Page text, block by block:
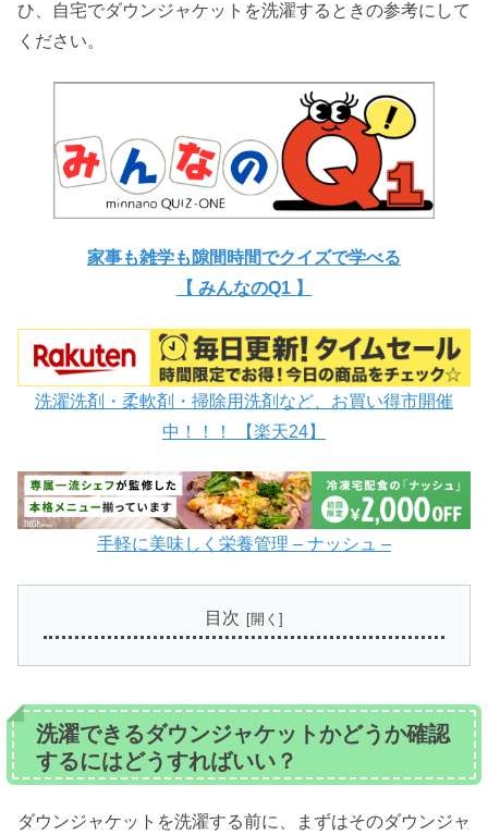
ひ、自宅でダウンジャケットを洗濯するときの参考にして
ください。
家事も雑学も隙間時間でクイズで学べる
【 みんなのQ1 】
洗濯洗剤・柔軟剤・掃除用洗剤など、お買い得市開催
中！！！ 【楽天24】
手軽に美味しく栄養管理 – ナッシュ –
目次
洗濯できるダウンジャケットかどうか確認
するにはどうすればいい？
ダウンジャケットを洗濯する前に、まずはそのダウンジャ